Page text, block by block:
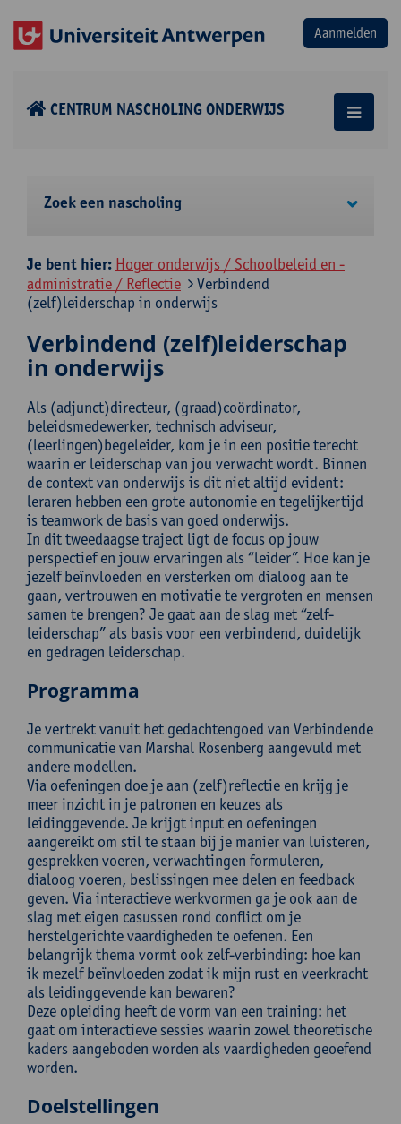
CENTRUM NASCHOLING ONDERWIJS
Zoek een nascholing
Je bent hier: Hoger onderwijs / Schoolbeleid en -
administratie / Reflectie
Verbindend
(zelf)leiderschap in onderwijs
Verbindend (zelf)leiderschap
in onderwijs
Als (adjunct)directeur, (graad)coördinator,
beleidsmedewerker, technisch adviseur,
(leerlingen)begeleider, kom je in een positie terecht
waarin er leiderschap van jou verwacht wordt. Binnen
de context van onderwijs is dit niet altijd evident:
leraren hebben een grote autonomie en tegelijkertijd
is teamwork de basis van goed onderwijs.
In dit tweedaagse traject ligt de focus op jouw
perspectief en jouw ervaringen als “leider”. Hoe kan je
jezelf beïnvloeden en versterken om dialoog aan te
gaan, vertrouwen en motivatie te vergroten en mensen
samen te brengen? Je gaat aan de slag met “zelf-
leiderschap” als basis voor een verbindend, duidelijk
en gedragen leiderschap.
Programma
Je vertrekt vanuit het gedachtengoed van Verbindende
communicatie van Marshal Rosenberg aangevuld met
andere modellen.
Via oefeningen doe je aan (zelf)reflectie en krijg je
meer inzicht in je patronen en keuzes als
leidinggevende. Je krijgt input en oefeningen
aangereikt om stil te staan bij je manier van luisteren,
gesprekken voeren, verwachtingen formuleren,
dialoog voeren, beslissingen mee delen en feedback
geven. Via interactieve werkvormen ga je ook aan de
slag met eigen casussen rond conflict om je
herstelgerichte vaardigheden te oefenen. Een
belangrijk thema vormt ook zelf-verbinding: hoe kan
ik mezelf beïnvloeden zodat ik mijn rust en veerkracht
als leidinggevende kan bewaren?
Deze opleiding heeft de vorm van een training: het
gaat om interactieve sessies waarin zowel theoretische
kaders aangeboden worden als vaardigheden geoefend
worden.
Doelstellingen